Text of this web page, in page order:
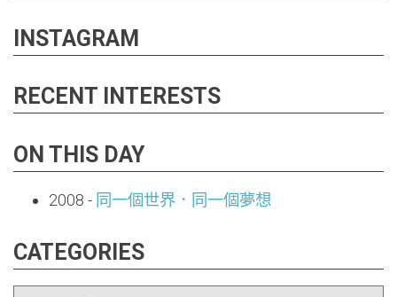
INSTAGRAM
RECENT INTERESTS
ON THIS DAY
2008 - 同一個世界．同一個夢想
CATEGORIES